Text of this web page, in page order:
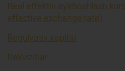
Real effektiv ayirboshlash
effective exchange rate)
Regulyativ kapital
Rekvizitlar